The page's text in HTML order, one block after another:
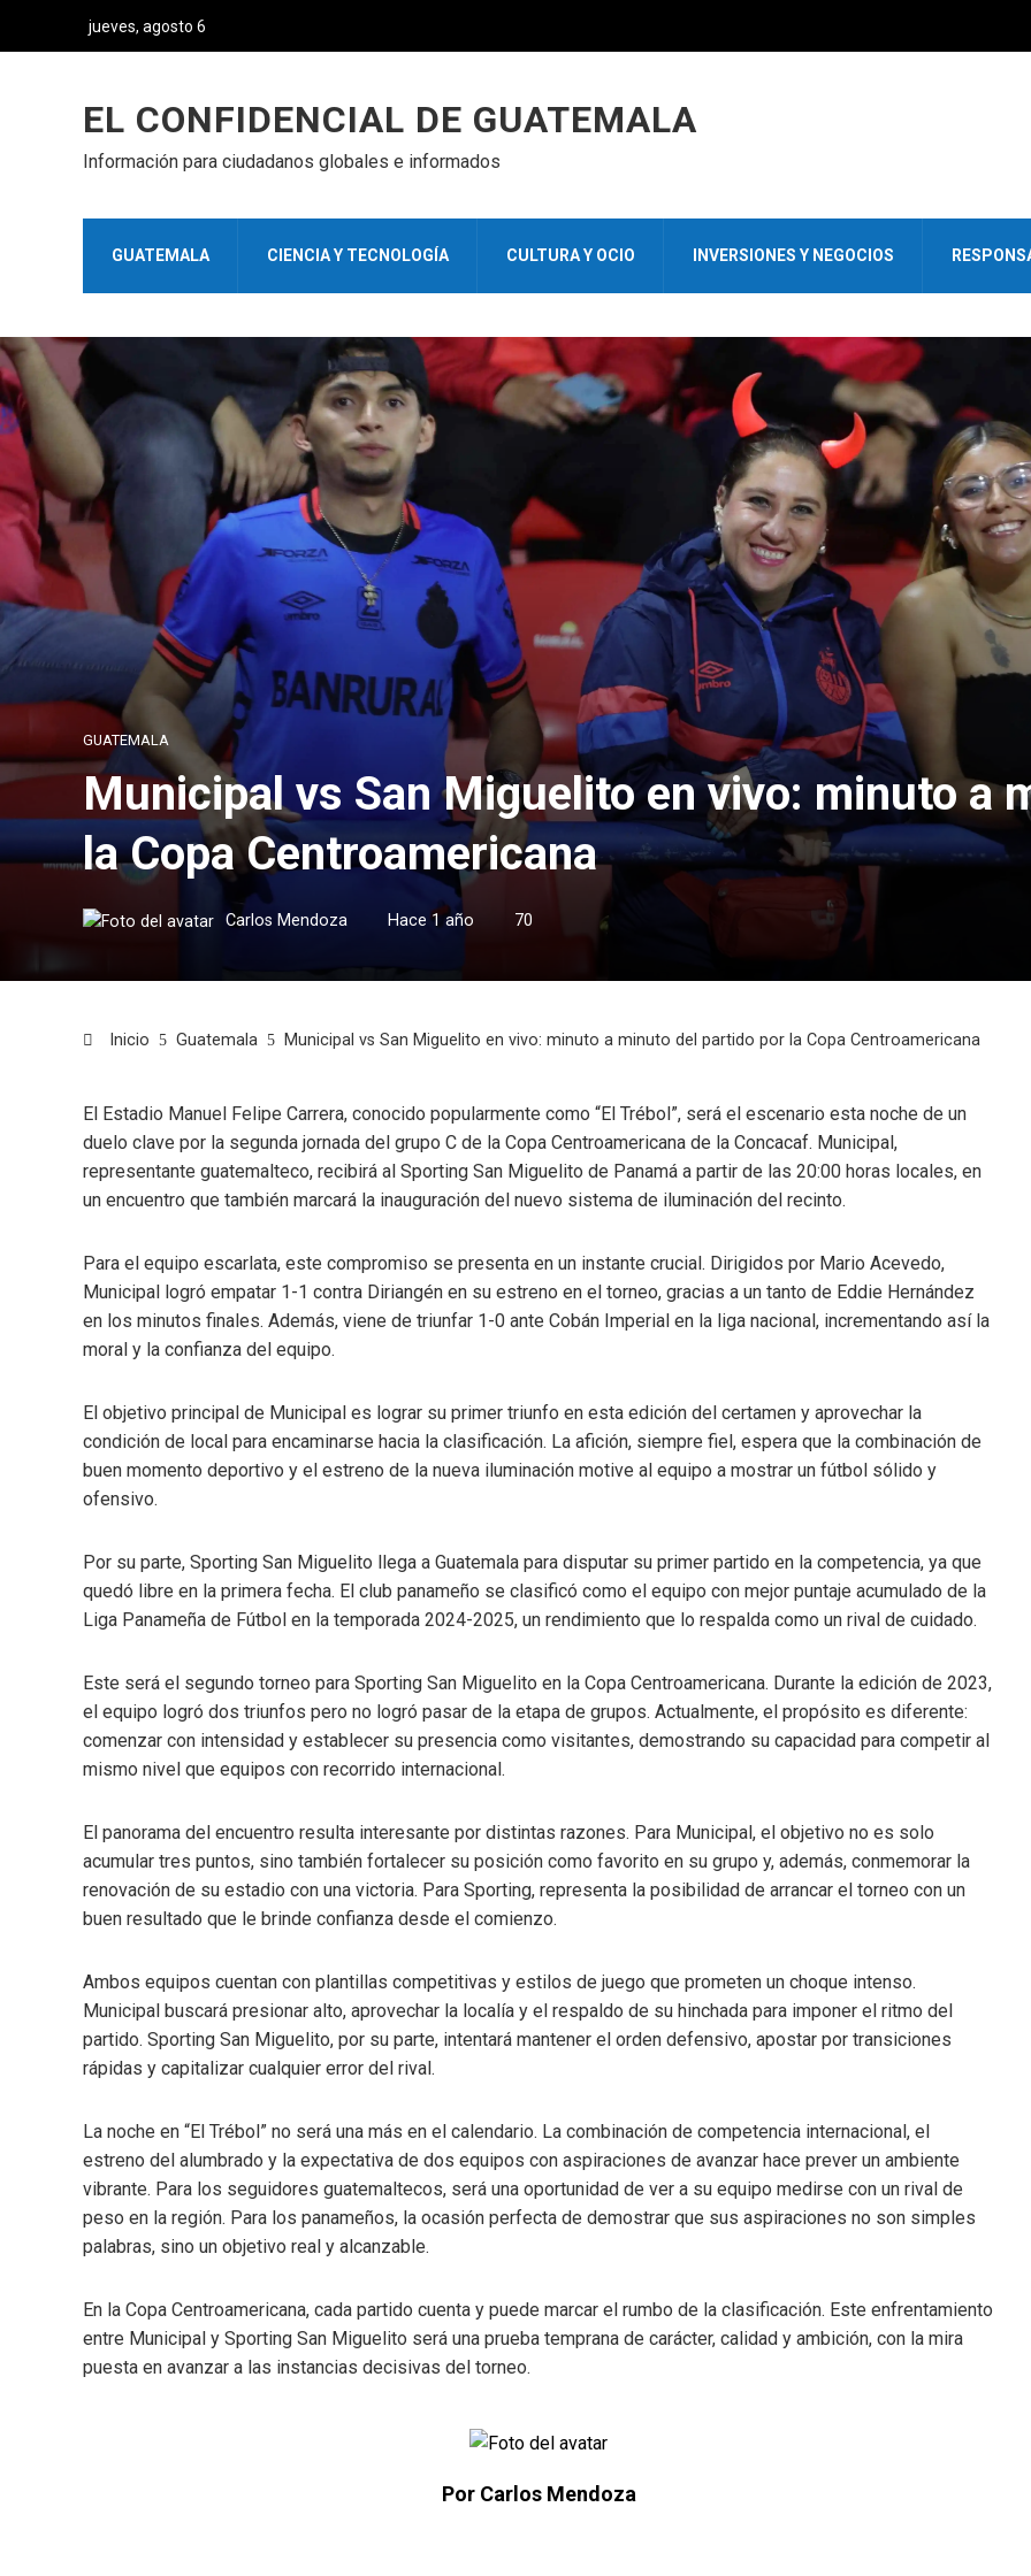
jueves, agosto 6
EL CONFIDENCIAL DE GUATEMALA
Información para ciudadanos globales e informados
GUATEMALA CIENCIA Y TECNOLOGÍA CULTURA Y OCIO INVERSIONES Y NEGOCIOS
GUATEMALA
Municipal vs San Miguelito en vivo: minuto a
la Copa Centroamericana
Carlos Mendoza Hace 1 año 70
Inicio Guatemala Municipal vs San Miguelito en vivo: minuto a minuto del partido por la Copa Centroamericana
El Estadio Manuel Felipe Carrera, conocido popularmente como “El Trébol”, será el escenario esta noche de un
duelo clave por la segunda jornada del grupo C de la Copa Centroamericana de la Concacaf. Municipal,
representante guatemalteco, recibirá al Sporting San Miguelito de Panamá a partir de las 20:00 horas locales, en
un encuentro que también marcará la inauguración del nuevo sistema de iluminación del recinto.
Para el equipo escarlata, este compromiso se presenta en un instante crucial. Dirigidos por Mario Acevedo,
Municipal logró empatar 1-1 contra Diriangén en su estreno en el torneo, gracias a un tanto de Eddie Hernández
en los minutos finales. Además, viene de triunfar 1-0 ante Cobán Imperial en la liga nacional, incrementando así la
moral y la confianza del equipo.
El objetivo principal de Municipal es lograr su primer triunfo en esta edición del certamen y aprovechar la
condición de local para encaminarse hacia la clasificación. La afición, siempre fiel, espera que la combinación de
buen momento deportivo y el estreno de la nueva iluminación motive al equipo a mostrar un fútbol sólido y
ofensivo.
Por su parte, Sporting San Miguelito llega a Guatemala para disputar su primer partido en la competencia, ya que
quedó libre en la primera fecha. El club panameño se clasificó como el equipo con mejor puntaje acumulado de la
Liga Panameña de Fútbol en la temporada 2024-2025, un rendimiento que lo respalda como un rival de cuidado.
Este será el segundo torneo para Sporting San Miguelito en la Copa Centroamericana. Durante la edición de 2023,
el equipo logró dos triunfos pero no logró pasar de la etapa de grupos. Actualmente, el propósito es diferente:
comenzar con intensidad y establecer su presencia como visitantes, demostrando su capacidad para competir al
mismo nivel que equipos con recorrido internacional.
El panorama del encuentro resulta interesante por distintas razones. Para Municipal, el objetivo no es solo
acumular tres puntos, sino también fortalecer su posición como favorito en su grupo y, además, conmemorar la
renovación de su estadio con una victoria. Para Sporting, representa la posibilidad de arrancar el torneo con un
buen resultado que le brinde confianza desde el comienzo.
Ambos equipos cuentan con plantillas competitivas y estilos de juego que prometen un choque intenso.
Municipal buscará presionar alto, aprovechar la localía y el respaldo de su hinchada para imponer el ritmo del
partido. Sporting San Miguelito, por su parte, intentará mantener el orden defensivo, apostar por transiciones
rápidas y capitalizar cualquier error del rival.
La noche en “El Trébol” no será una más en el calendario. La combinación de competencia internacional, el
estreno del alumbrado y la expectativa de dos equipos con aspiraciones de avanzar hace prever un ambiente
vibrante. Para los seguidores guatemaltecos, será una oportunidad de ver a su equipo medirse con un rival de
peso en la región. Para los panameños, la ocasión perfecta de demostrar que sus aspiraciones no son simples
palabras, sino un objetivo real y alcanzable.
En la Copa Centroamericana, cada partido cuenta y puede marcar el rumbo de la clasificación. Este enfrentamiento
entre Municipal y Sporting San Miguelito será una prueba temprana de carácter, calidad y ambición, con la mira
puesta en avanzar a las instancias decisivas del torneo.
Por Carlos Mendoza